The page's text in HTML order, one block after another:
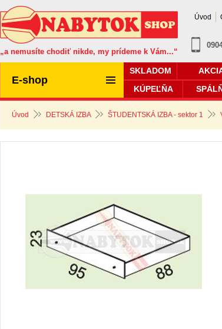
„a nemusíte chodiť nikde, my prídeme k Vám...“
Úvod DETSKÁ IZBA ŠTUDENTSKÁ IZBA - sektor 1
E-shop
SKLADOM
KÚPEĽŇA
Úvod